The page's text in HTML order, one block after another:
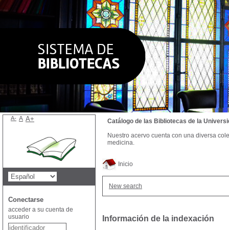
Inicio
New search
Información de la indexación
Catálogo de las Bibliotecas de la
Nuestro acervo cuenta con una diversa
medicina.
A- A A+
Conectarse
acceder a su cuenta de
usuario